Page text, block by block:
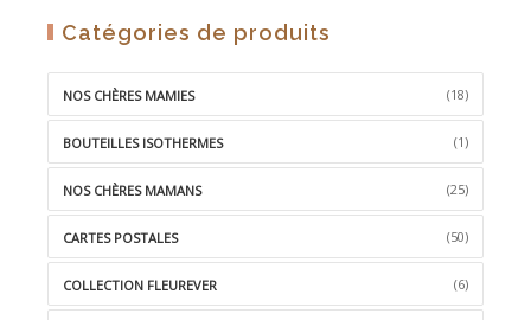
Catégories de produits
NOS CHÈRES MAMIES (18)
BOUTEILLES ISOTHERMES (1)
NOS CHÈRES MAMANS (25)
CARTES POSTALES (50)
COLLECTION FLEUREVER (6)